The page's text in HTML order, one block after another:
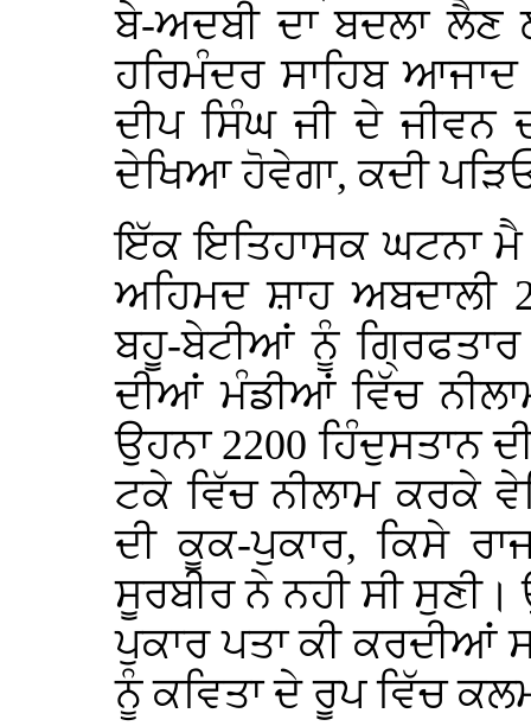
ਬੇ-ਅਦਬੀ ਦਾ ਬਦਲਾ
ਹਰਿਮੰਦਰ ਸਾਹਿਬ
ਦੀਪ ਸਿੰਘ ਜੀ ਦੇ ਜੀਵਨ
ਦੇਖਿਆ ਹੋਵੇਗਾ, ਕਦੀ
ਇੱਕ ਇਤਿਹਾਸਕ ਘਟਨਾ ਮੈ
ਅਹਿਮਦ ਸ਼ਾਹ ਅਬਦਾਲੀ
ਬਹੂ-ਬੇਟੀਆਂ ਨੂੰ
ਦੀਆਂ ਮੰਡੀਆਂ ਵਿੱਚ
ਉਹਨਾ 2200
ਟਕੇ ਵਿੱਚ ਨੀਲਾਮ ਕਰਕੇ
ਦੀ ਕੂਕ-ਪੁਕਾਰ, ਕਿਸੇ
ਸੂਰਬੀਰ ਨੇ ਨਹੀ ਸੀ
ਪੁਕਾਰ ਪਤਾ ਕੀ ਕਰਦੀਆਂ
ਨੂੰ ਕਵਿਤਾ ਦੇ ਰੂਪ ਵਿੱਚ